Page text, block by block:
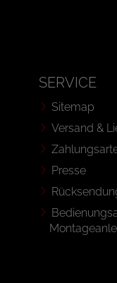
SERVICE
Sitemap
Versand &
Presse